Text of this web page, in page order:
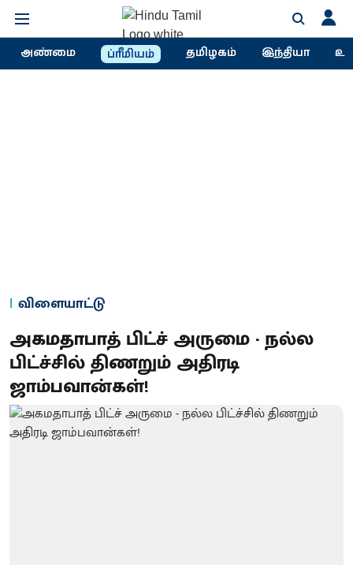
அண்மை ப்ரீமியம் தமிழகம் இந்தியா
விளையாட்டு
அகமதாபாத் பிட்ச் அருமை - நல்ல
பிட்ச்சில் திணறும் அதிரடி
ஜாம்பவான்கள்!